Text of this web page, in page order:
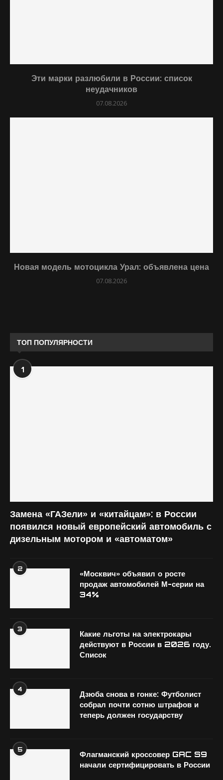
Эти марки разлюбили в России: список
неудачников
07.08.2026
Новая модель мотоцикла Урал: объявлена цена
07.08.2026
ТОП ПОПУЛЯРНОСТИ
1
Замена «ГАЗели» и «китайцам»: в России
появился новый европейский автомобиль с
дизельным мотором и «автоматом»
2
«Москвич» объявил о росте
продаж автомобилей М-серии на
34%
3
Какие льготы на электрокары
действуют в России в 2026 году.
Список
4
Дзюба снова в гонке: Футболист
собрал почти сотню штрафов и
теперь должен государству
5
Флагманский кроссовер GAC S9
начали сертифицировать в России